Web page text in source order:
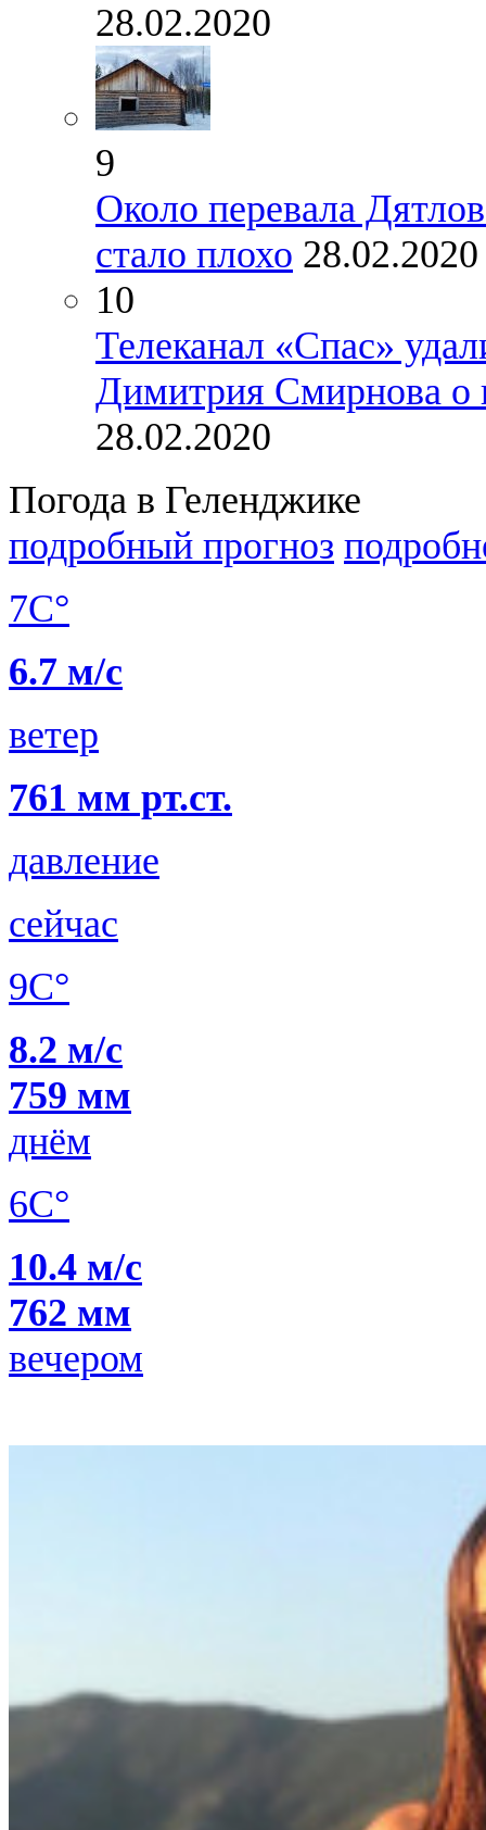
28.02.2020
9
Около перевала
стало плохо 28.02.2020
10
Телеканал «Спас»
Димитрия Смирнова о
28.02.2020
Погода в Геленджике
подробный прогноз
7C°
6.7 м/с
ветер
761 мм рт.ст.
давление
сейчас
9C°
8.2 м/с
759 мм
днём
6C°
10.4 м/с
762 мм
вечером